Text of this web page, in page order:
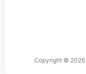
Copyright © 2026